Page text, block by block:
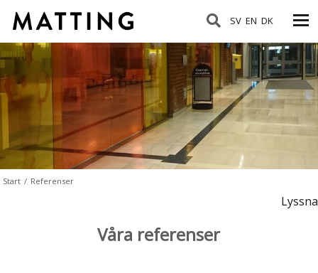
SV EN DK
Start / Referenser
Lyssna
Våra referenser